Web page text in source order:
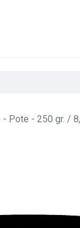
Pote - 250 gr. /